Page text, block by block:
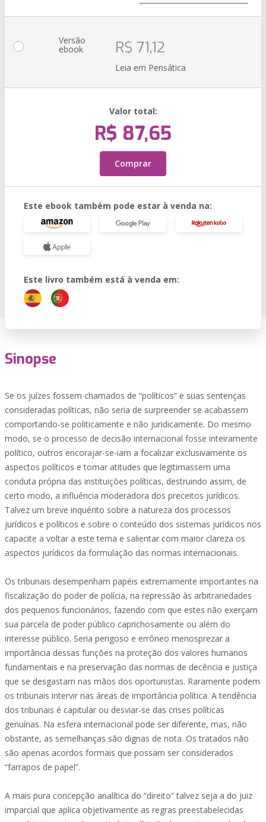
Versão
ebook R$ 71,12
Leia em Pensática
Valor total:
R$ 87,65
Comprar
Este ebook também pode estar à venda na:
Este livro também está à venda em:
Sinopse
Se os juízes fossem chamados de “políticos” e suas sentenças
consideradas políticas, não seria de surpreender se acabassem
comportando-se politicamente e não juridicamente. Do mesmo
modo, se o processo de decisão internacional fosse inteiramente
político, outros encorajar-se-iam a focalizar exclusivamente os
aspectos políticos e tomar atitudes que legitimassem uma
conduta própria das instituições políticas, destruindo assim, de
certo modo, a influência moderadora dos preceitos jurídicos.
Talvez um breve inquérito sobre a natureza dos processos
jurídicos e políticos e sobre o conteúdo dos sistemas jurídicos nos
capacite a voltar a este tema e salientar com maior clareza os
aspectos jurídicos da formulação das normas internacionais.
Os tribunais desempenham papéis extremamente importantes na
fiscalização do poder de polícia, na repressão às arbitrariedades
dos pequenos funcionários, fazendo com que estes não exerçam
sua parcela de poder público caprichosamente ou além do
interesse público. Seria perigoso e errôneo menosprezar a
importância dessas funções na proteção dos valores humanos
fundamentais e na preservação das normas de decência e justiça
que se desgastam nas mãos dos oportunistas. Raramente podem
os tribunais intervir nas áreas de importância política. A tendência
dos tribunais é capitular ou desviar-se das crises políticas
genuínas. Na esfera internacional pode ser diferente, mas, não
obstante, as semelhanças são dignas de nota. Os tratados não
são apenas acordos formais que possam ser considerados
“farrapos de papel”.
A mais pura concepção analítica do “direito” talvez seja a do juiz
imparcial que aplica objetivamente as regras preestabelecidas